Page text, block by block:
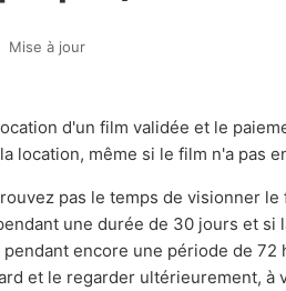
Mise à jour
d'un film validée et le
location, même si le film n'a pas
pas le temps de visionner
une durée de 30 jours et si
encore une période de
et le regarder ultérieurement, à